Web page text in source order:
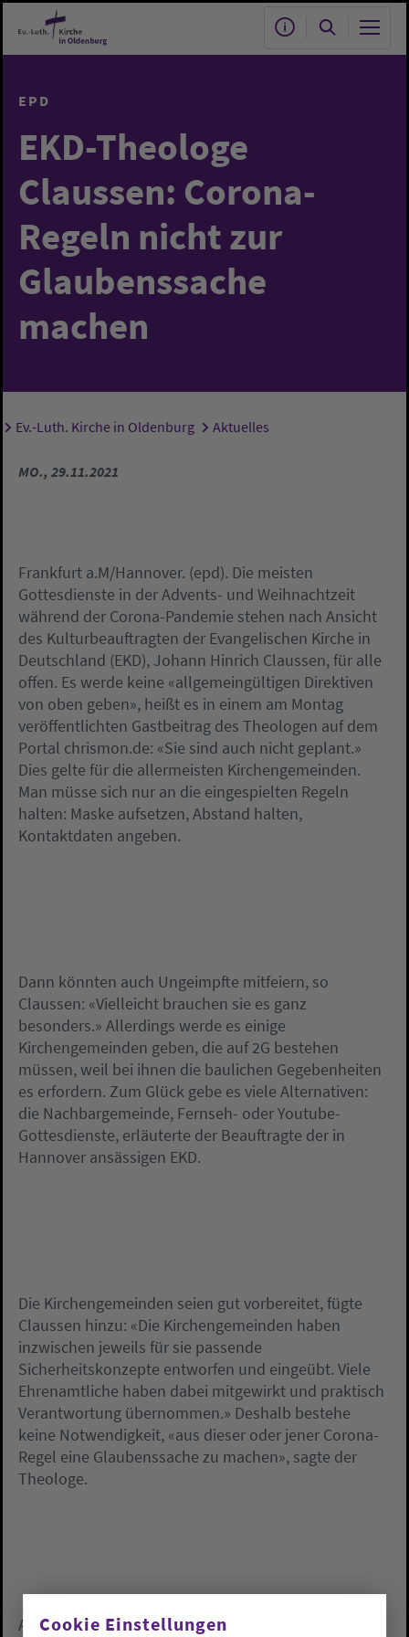
Zum Hauptinhalt springen
EPD
EKD-Theologe
Claussen: Corona-
Regeln nicht zur
Glaubenssache
machen
Sie sind hier:
Ev.-Luth. Kirche in Oldenburg Aktuelles
MO., 29.11.2021
Frankfurt a.M/Hannover. (epd). Die meisten
Gottesdienste in der Advents- und Weihnachtzeit
während der Corona-Pandemie stehen nach Ansicht
des Kulturbeauftragten der Evangelischen Kirche in
Deutschland (EKD), Johann Hinrich Claussen, für alle
offen. Es werde keine «allgemeingültigen Direktiven
von oben geben», heißt es in einem am Montag
veröffentlichten Gastbeitrag des Theologen auf dem
Portal chrismon.de: «Sie sind auch nicht geplant.»
Dies gelte für die allermeisten Kirchengemeinden.
Man müsse sich nur an die eingespielten Regeln
halten: Maske aufsetzen, Abstand halten,
Kontaktdaten angeben.
Dann könnten auch Ungeimpfte mitfeiern, so
Claussen: «Vielleicht brauchen sie es ganz
besonders.» Allerdings werde es einige
Kirchengemeinden geben, die auf 2G bestehen
müssen, weil bei ihnen die baulichen Gegebenheiten
es erfordern. Zum Glück gebe es viele Alternativen:
die Nachbargemeinde, Fernseh- oder Youtube-
Gottesdienste, erläuterte der Beauftragte der in
Hannover ansässigen EKD.
Die Kirchengemeinden seien gut vorbereitet, fügte
Claussen hinzu: «Die Kirchengemeinden haben
inzwischen jeweils für sie passende
Sicherheitskonzepte entworfen und eingeübt. Viele
Ehrenamtliche haben dabei mitgewirkt und praktisch
Verantwortung übernommen.» Deshalb bestehe
keine Notwendigkeit, «aus dieser oder jener Corona-
Regel eine Glaubenssache zu machen», sagte der
Theologe.
Anders sei es bei den Advents- und
Cookie Einstellungen